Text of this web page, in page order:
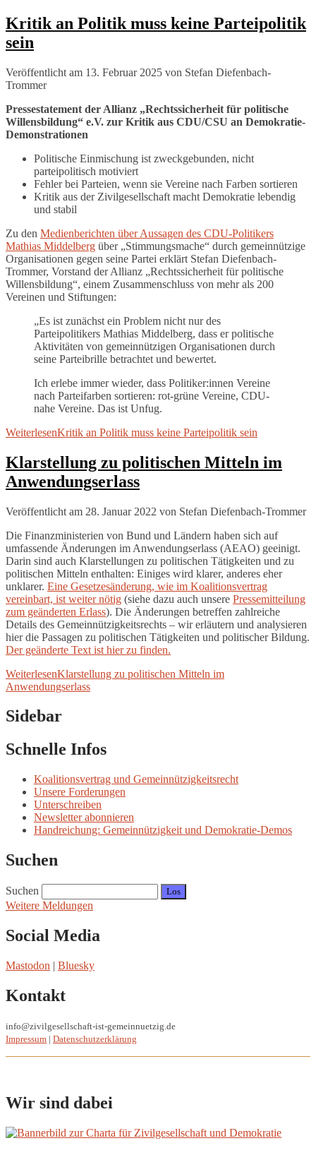
Kritik an Politik muss keine Parteipolitik
sein
Veröffentlicht am 13. Februar 2025 von Stefan Diefenbach-
Trommer
Pressestatement der Allianz „Rechtssicherheit für politische
Willensbildung“ e.V. zur Kritik aus CDU/CSU an Demokratie-
Demonstrationen
Politische Einmischung ist zweckgebunden, nicht
parteipolitisch motiviert
Fehler bei Parteien, wenn sie Vereine nach Farben sortieren
Kritik aus der Zivilgesellschaft macht Demokratie lebendig
und stabil
Zu den Medienberichten über Aussagen des CDU-Politikers
Mathias Middelberg über „Stimmungsmache“ durch gemeinnützige
Organisationen gegen seine Partei erklärt Stefan Diefenbach-
Trommer, Vorstand der Allianz „Rechtssicherheit für politische
Willensbildung“, einem Zusammenschluss von mehr als 200
Vereinen und Stiftungen:
„Es ist zunächst ein Problem nicht nur des
Parteipolitikers Mathias Middelberg, dass er politische
Aktivitäten von gemeinnützigen Organisationen durch
seine Parteibrille betrachtet und bewertet.
Ich erlebe immer wieder, dass Politiker:innen Vereine
nach Parteifarben sortieren: rot-grüne Vereine, CDU-
nahe Vereine. Das ist Unfug.
WeiterlesenKritik an Politik muss keine Parteipolitik sein
Klarstellung zu politischen Mitteln im
Anwendungserlass
Veröffentlicht am 28. Januar 2022 von Stefan Diefenbach-Trommer
Die Finanzministerien von Bund und Ländern haben sich auf
umfassende Änderungen im Anwendungserlass (AEAO) geeinigt.
Darin sind auch Klarstellungen zu politischen Tätigkeiten und zu
politischen Mitteln enthalten: Einiges wird klarer, anderes eher
unklarer. Eine Gesetzesänderung, wie im Koalitionsvertrag
vereinbart, ist weiter nötig (siehe dazu auch unsere Pressemitteilung
zum geänderten Erlass). Die Änderungen betreffen zahlreiche
Details des Gemeinnützigkeitsrechts – wir erläutern und analysieren
hier die Passagen zu politischen Tätigkeiten und politischer Bildung.
Der geänderte Text ist hier zu finden.
WeiterlesenKlarstellung zu politischen Mitteln im
Anwendungserlass
Sidebar
Schnelle Infos
Koalitionsvertrag und Gemeinnützigkeitsrecht
Unsere Forderungen
Unterschreiben
Newsletter abonnieren
Handreichung: Gemeinnützigkeit und Demokratie-Demos
Suchen
Suchen
Weitere Meldungen
Social Media
Mastodon | Bluesky
Kontakt
info@zivilgesellschaft-ist-gemeinnuetzig.de
Impressum | Datenschutzerklärung
Wir sind dabei